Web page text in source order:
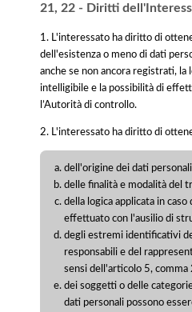
21, 22 - Diritti
1. L'interessato ha diritto di
dell'esistenza o meno di dati
anche se non ancora registrati, la
intelligibile e la possibilità di
l’Autorità di controllo.
2. L'interessato ha diritto di
dell'origine dei dati
delle finalità e modalità del
della logica applicata in
effettuato con l'ausilio di
degli estremi identificativi
responsabili e del
sensi dell'articolo 5, comma
dei soggetti o delle
dati personali possono